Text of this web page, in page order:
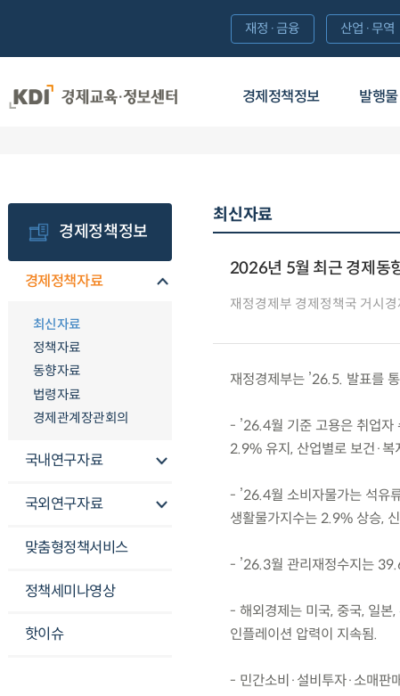
경제정책정보 발행물
재정·금융 산업·무역
경제정책정보
경제정책자료
최신자료
정책자료
동향자료
법령자료
경제관계장관회의
국내연구자료
국외연구자료
맞춤형정책서비스
정책세미나영상
핫이슈
최신자료
2026년 5월 최근 경제동
재정경제부 경제정책국 거시
재정경제부는 ’26.5. 발표를
- ’26.4월 기준 고용은 취업
2.9% 유지, 산업별로 보건·복
- ’26.4월 소비자물가는 석유
생활물가지수는 2.9% 상승,
- ’26.3월 관리재정수지는
- 해외경제는 미국, 중국, 일본
인플레이션 압력이 지속됨.
- 민간소비·설비투자·소매판